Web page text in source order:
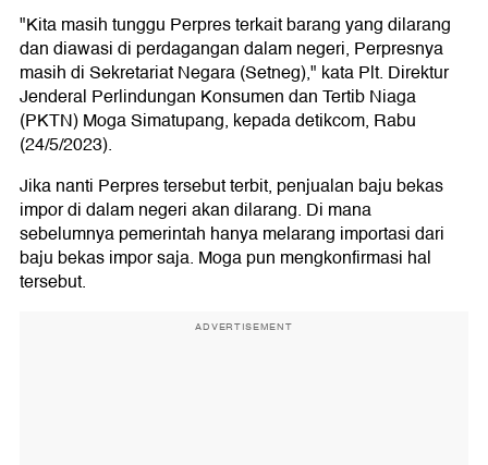
"Kita masih tunggu Perpres terkait barang yang dilarang
dan diawasi di perdagangan dalam negeri, Perpresnya
masih di Sekretariat Negara (Setneg)," kata Plt. Direktur
Jenderal Perlindungan Konsumen dan Tertib Niaga
(PKTN) Moga Simatupang, kepada detikcom, Rabu
(24/5/2023).
Jika nanti Perpres tersebut terbit, penjualan baju bekas
impor di dalam negeri akan dilarang. Di mana
sebelumnya pemerintah hanya melarang importasi dari
baju bekas impor saja. Moga pun mengkonfirmasi hal
tersebut.
ADVERTISEMENT